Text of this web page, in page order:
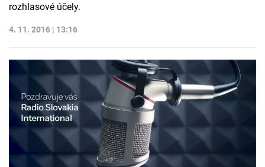
rozhlasové účely.
4. 11. 2016 | 13:16